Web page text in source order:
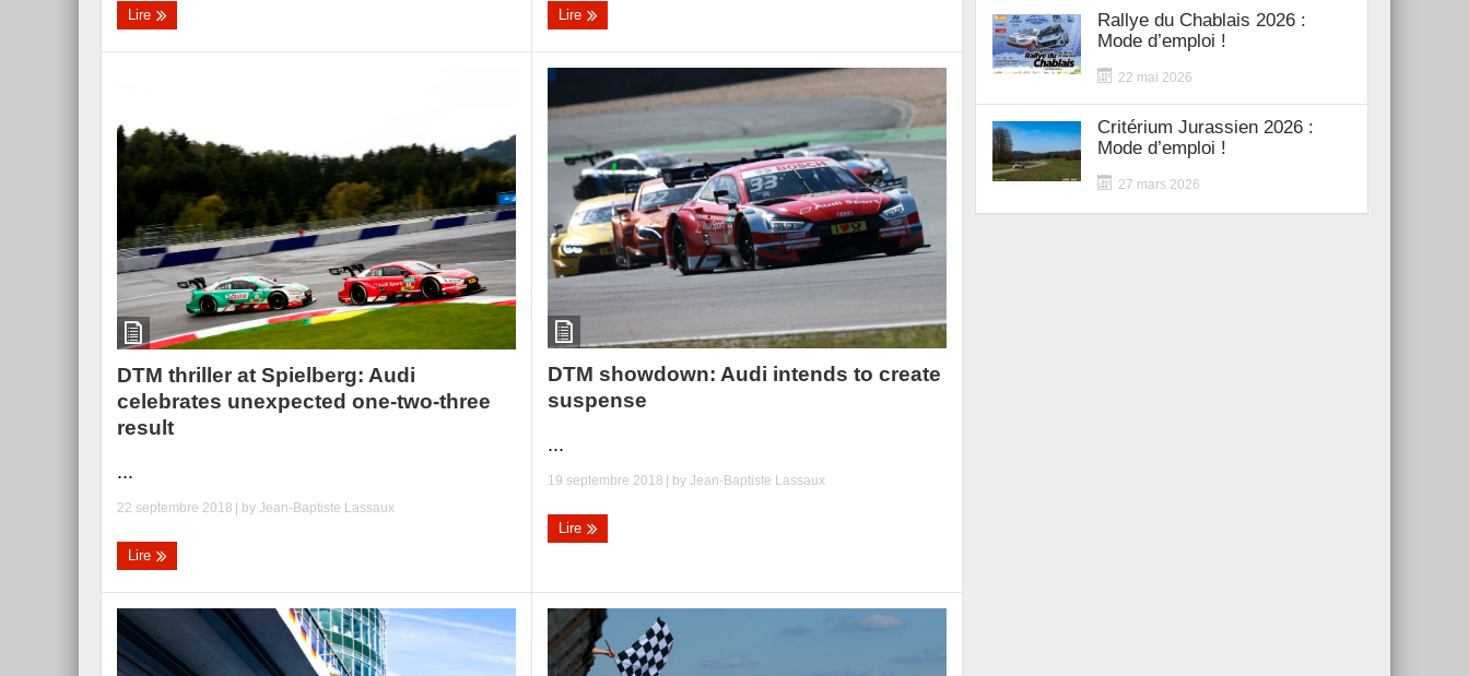
Lire Lire
DTM thriller at Spielberg: Audi
celebrates unexpected one-two-three
result
...
22 septembre 2018 | by Jean-Baptiste Lassaux
Lire
DTM showdown: Audi intends to create
suspense
...
19 septembre 2018 | byJean-Baptiste Lassaux
Lire
Rallye du Chablais 2026 :
Mode d’emploi !
22 mai 2026
Critérium Jurassien 2026 :
Mode d’emploi !
27 mars 2026